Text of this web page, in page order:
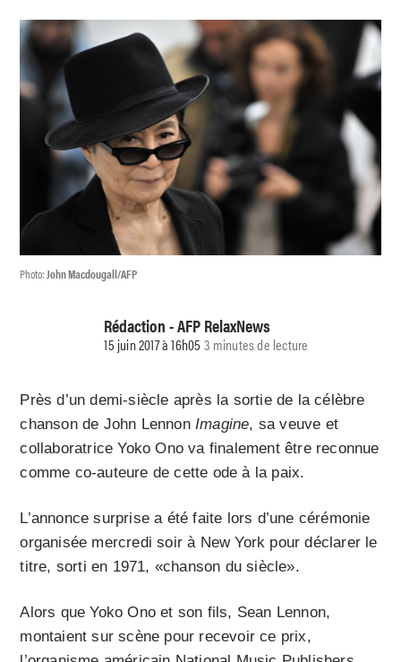
Photo:John Macdougall/AFP
Rédaction - AFP RelaxNews
15 juin 2017 à 16h05 3 minutes de lecture
Près d’un demi-siècle après la sortie de la célèbre
chanson de John LennonImagine, sa veuve et
collaboratrice Yoko Ono va finalement être reconnue
comme co-auteure de cette ode à la paix.
L’annonce surprise a été faite lors d’une cérémonie
organisée mercredi soir à New York pour déclarer le
titre, sorti en 1971, «chanson du siècle».
Alors que Yoko Ono et son fils, Sean Lennon,
montaient sur scène pour recevoir ce prix,